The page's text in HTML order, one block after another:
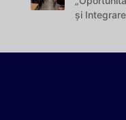
și